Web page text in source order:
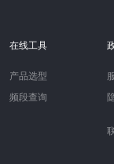
在线工具
产品选型
频段查询